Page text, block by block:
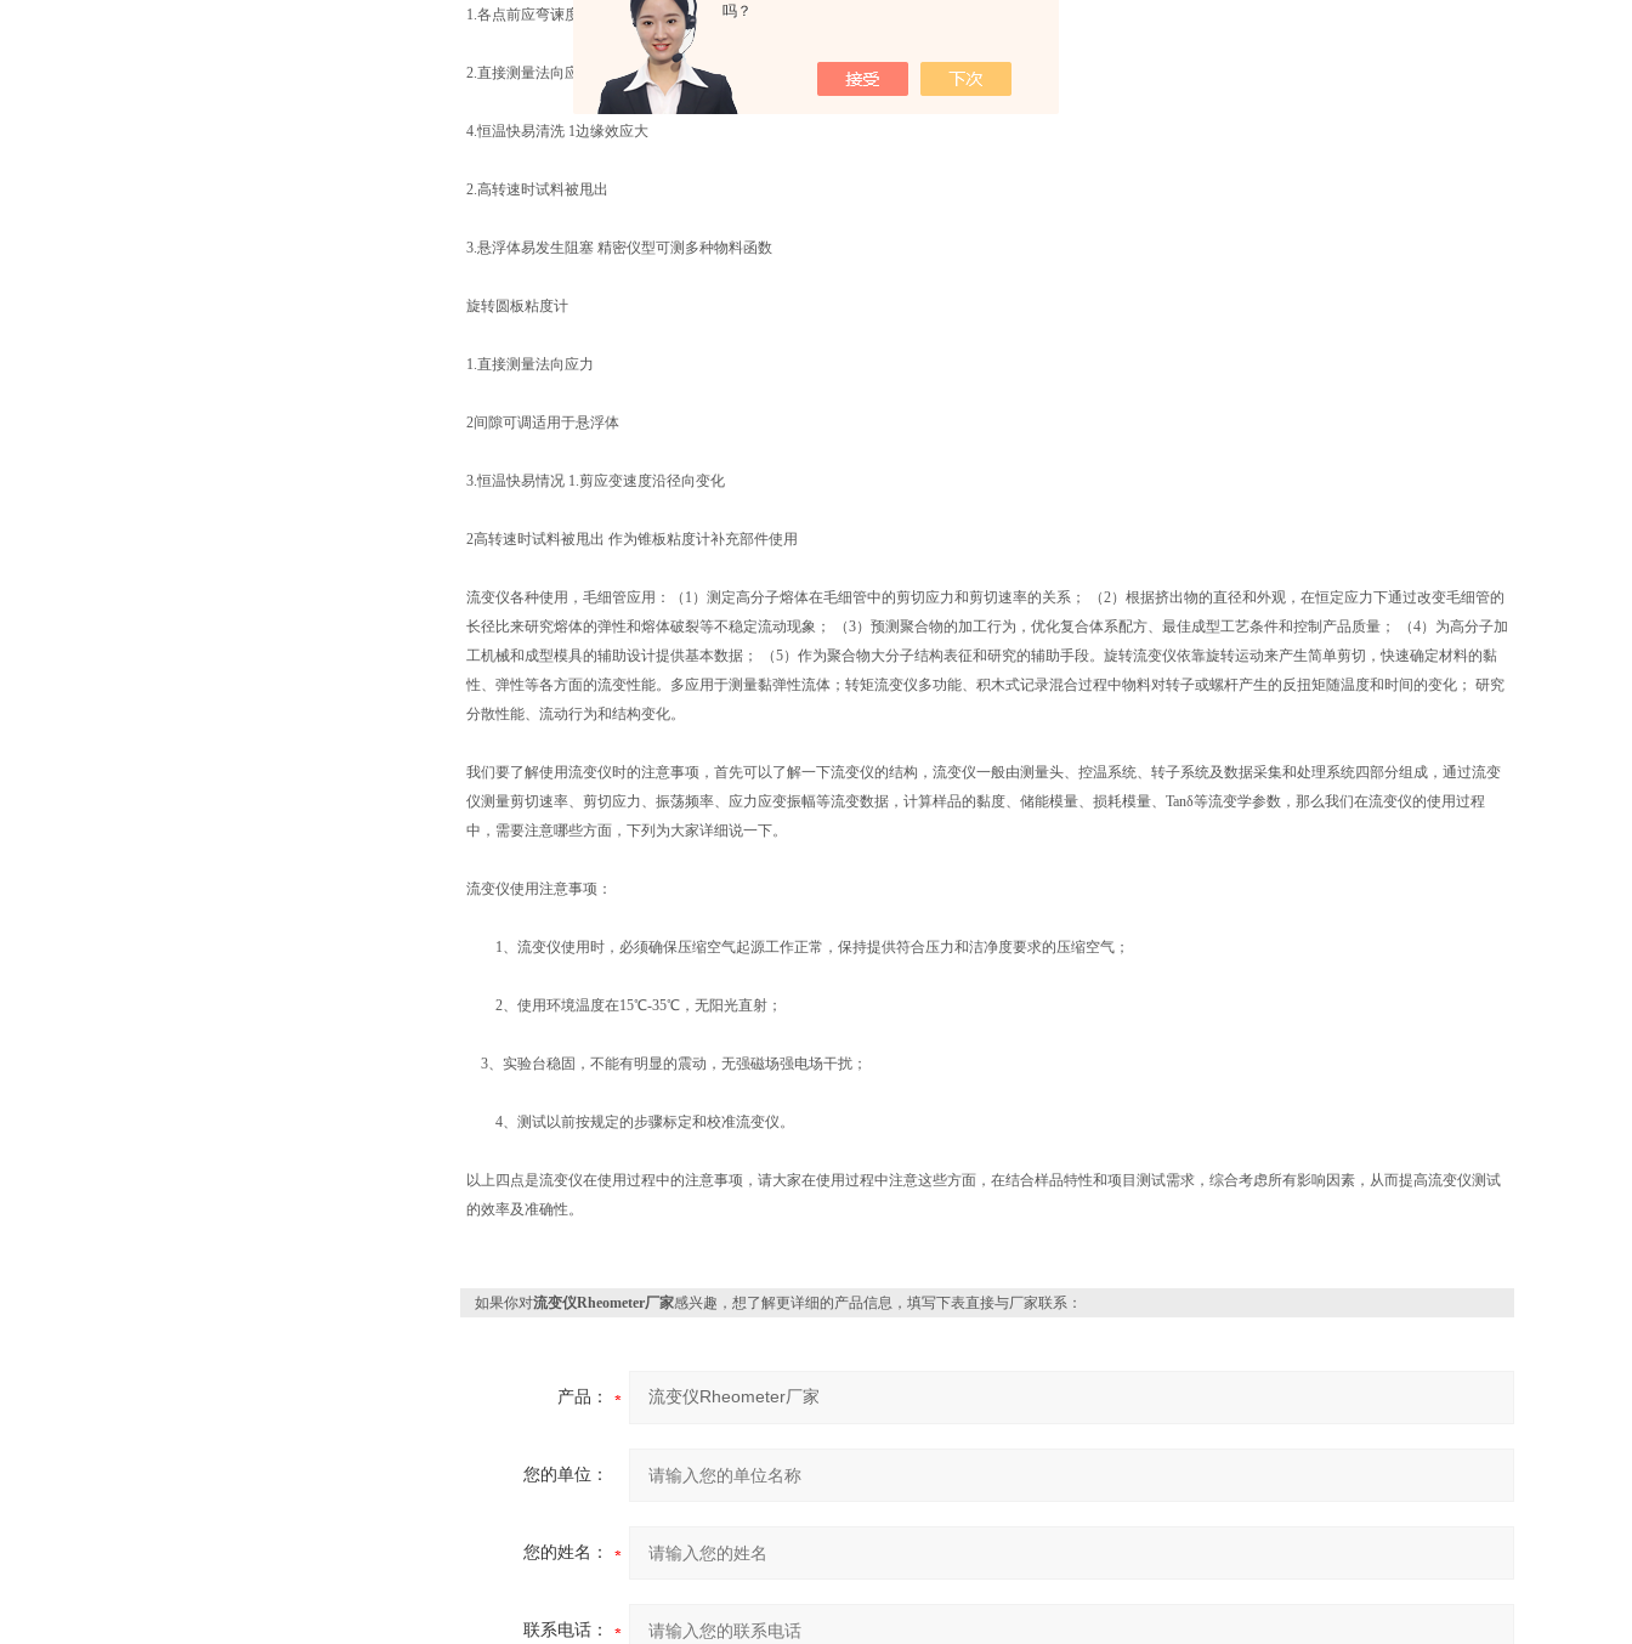
吗？
1.各点前应弯谏度相等数据处理简单
2.直接测量法向应力差3试料用最少
4.恒温快易清洗 1边缘效应大
2.高转速时试料被甩出
3.悬浮体易发生阻塞 精密仪型可测多种物料函数
旋转圆板粘度计
1.直接测量法向应力
2间隙可调适用于悬浮体
3.恒温快易情况 1.剪应变速度沿径向变化
2高转速时试料被甩出 作为锥板粘度计补充部件使用
流变仪各种使用，毛细管应用：（1）测定高分子熔体在毛细管中的剪切应力和剪切速率的关系； （2）根据挤出物的直径和外观，在恒定应力下通过改变毛细管的
长径比来研究熔体的弹性和熔体破裂等不稳定流动现象； （3）预测聚合物的加工行为，优化复合体系配方、最佳成型工艺条件和控制产品质量； （4）为高分子加
工机械和成型模具的辅助设计提供基本数据； （5）作为聚合物大分子结构表征和研究的辅助手段。旋转流变仪依靠旋转运动来产生简单剪切，快速确定材料的黏
性、弹性等各方面的流变性能。多应用于测量黏弹性流体；转矩流变仪多功能、积木式记录混合过程中物料对转子或螺杆产生的反扭矩随温度和时间的变化； 研究
分散性能、流动行为和结构变化。
我们要了解使用流变仪时的注意事项，首先可以了解一下流变仪的结构，流变仪一般由测量头、控温系统、转子系统及数据采集和处理系统四部分组成，通过流变
仪测量剪切速率、剪切应力、振荡频率、应力应变振幅等流变数据，计算样品的黏度、储能模量、损耗模量、Tanδ等流变学参数，那么我们在流变仪的使用过程
中，需要注意哪些方面，下列为大家详细说一下。
流变仪使用注意事项：
1、流变仪使用时，必须确保压缩空气起源工作正常，保持提供符合压力和洁净度要求的压缩空气；
2、使用环境温度在15℃-35℃，无阳光直射；
3、实验台稳固，不能有明显的震动，无强磁场强电场干扰；
4、测试以前按规定的步骤标定和校准流变仪。
以上四点是流变仪在使用过程中的注意事项，请大家在使用过程中注意这些方面，在结合样品特性和项目测试需求，综合考虑所有影响因素，从而提高流变仪测试
的效率及准确性。
如果你对流变仪Rheometer厂家感兴趣，想了解更详细的产品信息，填写下表直接与厂家联系：
产品：
您的单位：
您的姓名：
联系电话：